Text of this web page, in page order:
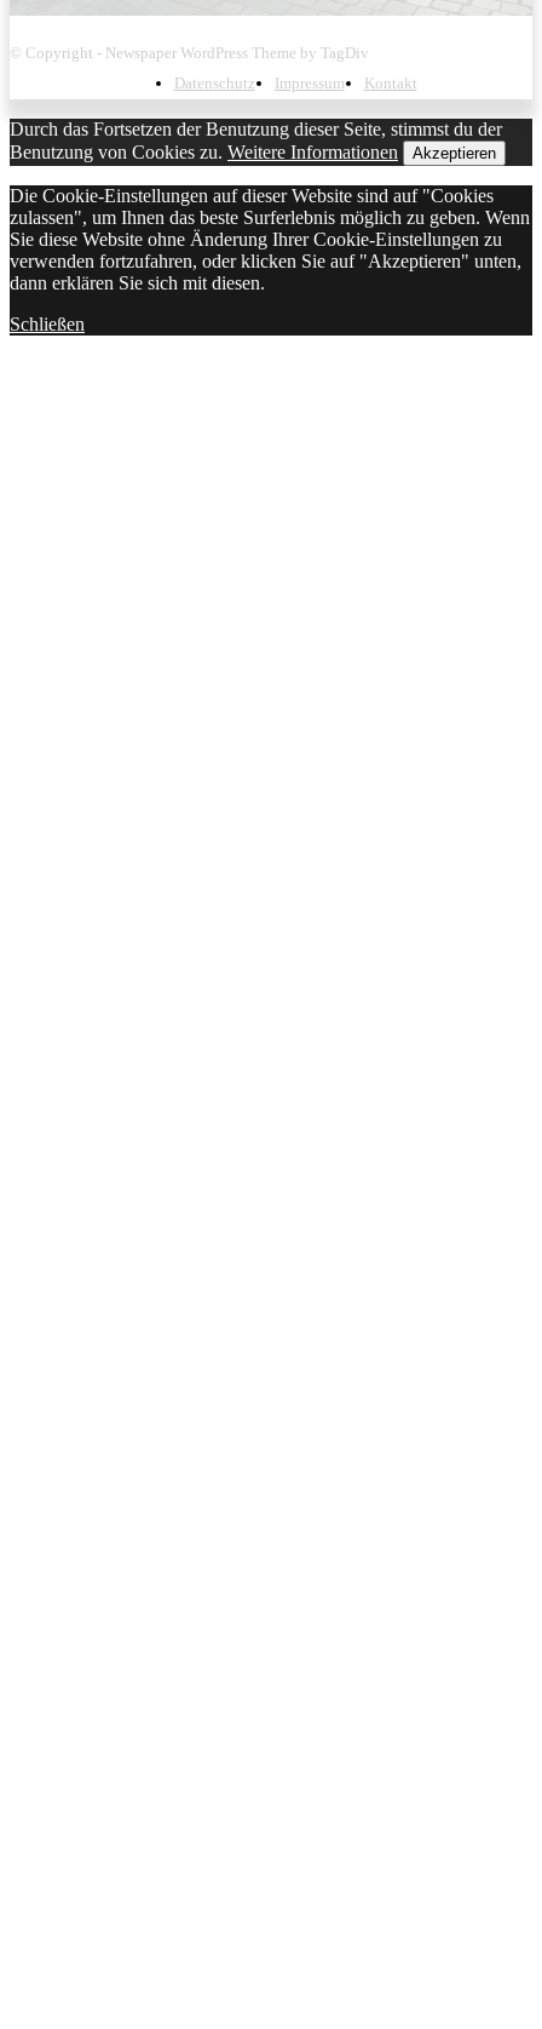
© Copyright - Newspaper WordPress Theme by TagDiv
Datenschutz
Impressum Kontakt
Durch das Fortsetzen der Benutzung dieser Seite, stimmst du der
Benutzung von Cookies zu. Weitere Informationen Akzeptieren
Die Cookie-Einstellungen auf dieser Website sind auf "Cookies
zulassen", um Ihnen das beste Surferlebnis möglich zu geben. Wenn
Sie diese Website ohne Änderung Ihrer Cookie-Einstellungen zu
verwenden fortzufahren, oder klicken Sie auf "Akzeptieren" unten,
dann erklären Sie sich mit diesen.
Schließen